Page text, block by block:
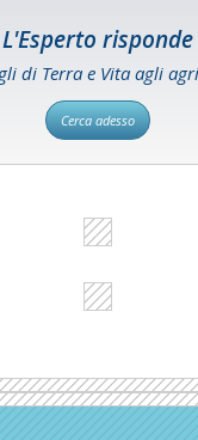
L'Esperto risponde
di Terra e Vita agli
Cerca adesso